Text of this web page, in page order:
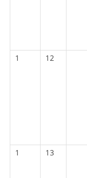
1
12
1
13